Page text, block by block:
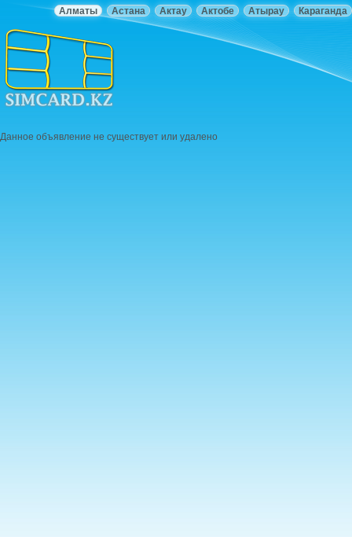
Караганда
Атырау
Актобе
Актау
Астана
Алматы
Данное объявление не существует или удалено